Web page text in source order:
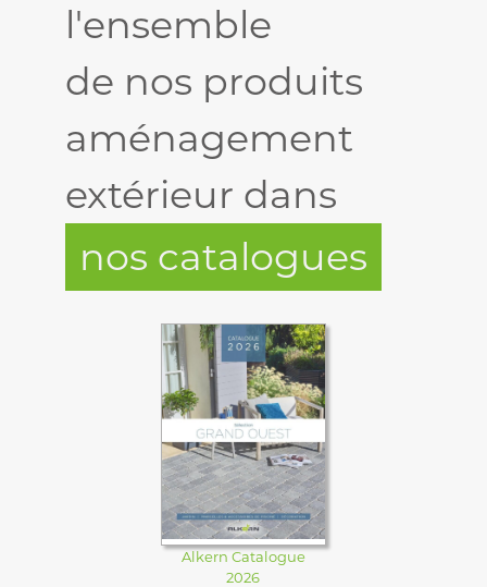
Alkern Catalogue
2026
l'ensemble
de nos produits
aménagement
extérieur dans
nos catalogues